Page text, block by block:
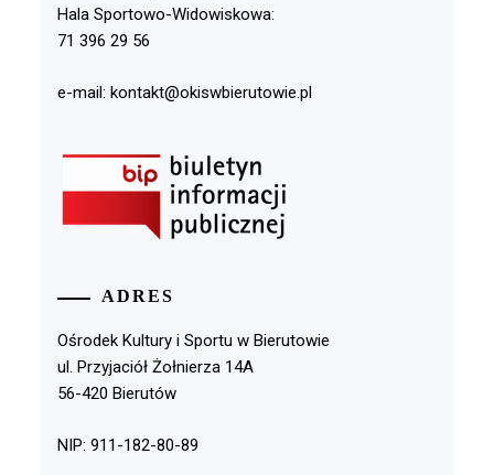
Hala Sportowo-Widowiskowa:
71 396 29 56
e-mail: kontakt@okiswbierutowie.pl
ADRES
Ośrodek Kultury i Sportu w Bierutowie
ul. Przyjaciół Żołnierza 14A
56-420 Bierutów
NIP: 911-182-80-89